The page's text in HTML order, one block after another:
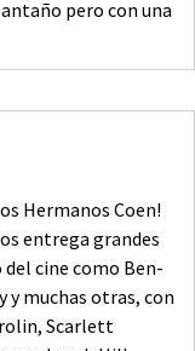
pero con una
Hermanos Coen!
entrega grandes
cine como Ben-
y muchas otras, con
Scarlett